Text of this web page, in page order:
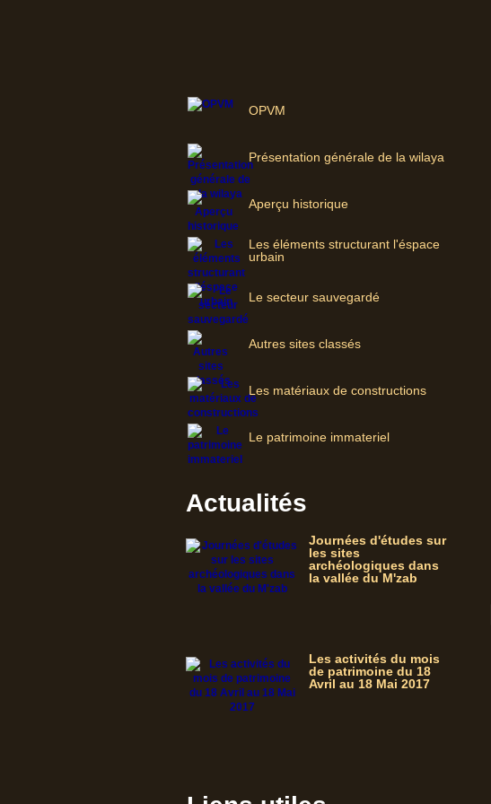
OPVM
Présentation générale de la wilaya
Aperçu historique
Les éléments structurant l'éspace
urbain
Le secteur sauvegardé
Autres sites classés
Les matériaux de constructions
Le patrimoine immateriel
Actualités
Journées d'études sur
les sites
archéologiques dans
la vallée du M'zab
Les activités du mois
de patrimoine du 18
Avril au 18 Mai 2017